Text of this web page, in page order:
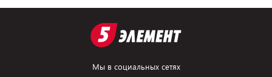
Мы в социальных сетях